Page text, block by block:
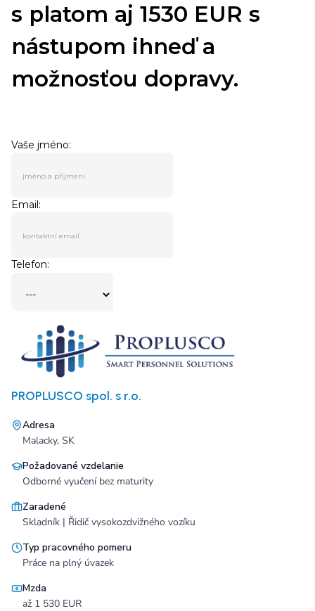
PROPLUSCO spol. s r.o.
Adresa
Malacky, SK
Požadované vzdelanie
Odborné vyučení bez maturity
Zaradené
Skladník | Řidič vysokozdvižného vozíku
Typ pracovného pomeru
Práce na plný úvazek
Mzda
až 1 530 EUR